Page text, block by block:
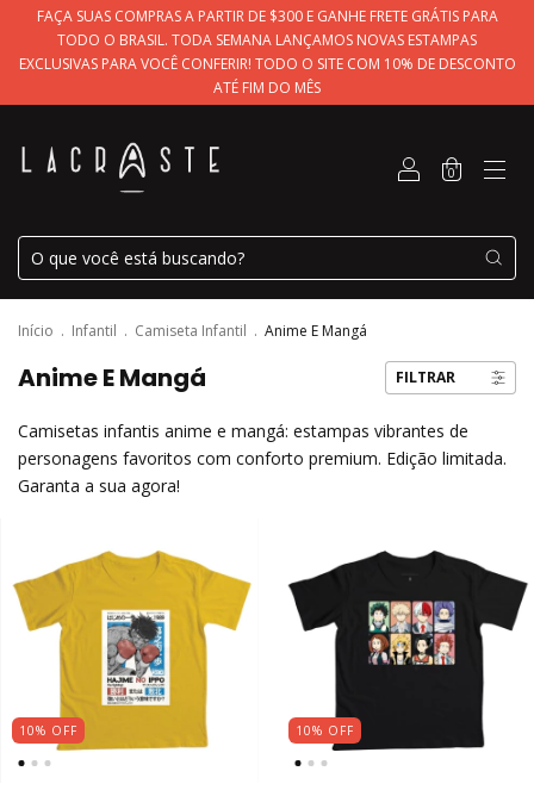
FAÇA SUAS COMPRAS A PARTIR DE $300 E GANHE FRETE GRÁTIS PARA
TODO O BRASIL. TODA SEMANA LANÇAMOS NOVAS ESTAMPAS
EXCLUSIVAS PARA VOCÊ CONFERIR! TODO O SITE COM 10% DE DESCONTO
ATÉ FIM DO MÊS
0
Início . Infantil . Camiseta Infantil . Anime E Mangá
Anime E Mangá FILTRAR
Camisetas infantis anime e mangá: estampas vibrantes de
personagens favoritos com conforto premium. Edição limitada.
Garanta a sua agora!
10% OFF 10% OFF